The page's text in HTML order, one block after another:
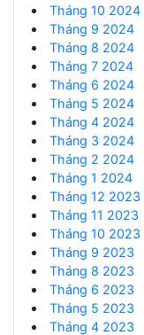
Tháng 10 2024
Tháng 9 2024
Tháng 8 2024
Tháng 7 2024
Tháng 6 2024
Tháng 5 2024
Tháng 4 2024
Tháng 3 2024
Tháng 2 2024
Tháng 1 2024
Tháng 12 2023
Tháng 11 2023
Tháng 10 2023
Tháng 9 2023
Tháng 8 2023
Tháng 6 2023
Tháng 5 2023
Tháng 4 2023